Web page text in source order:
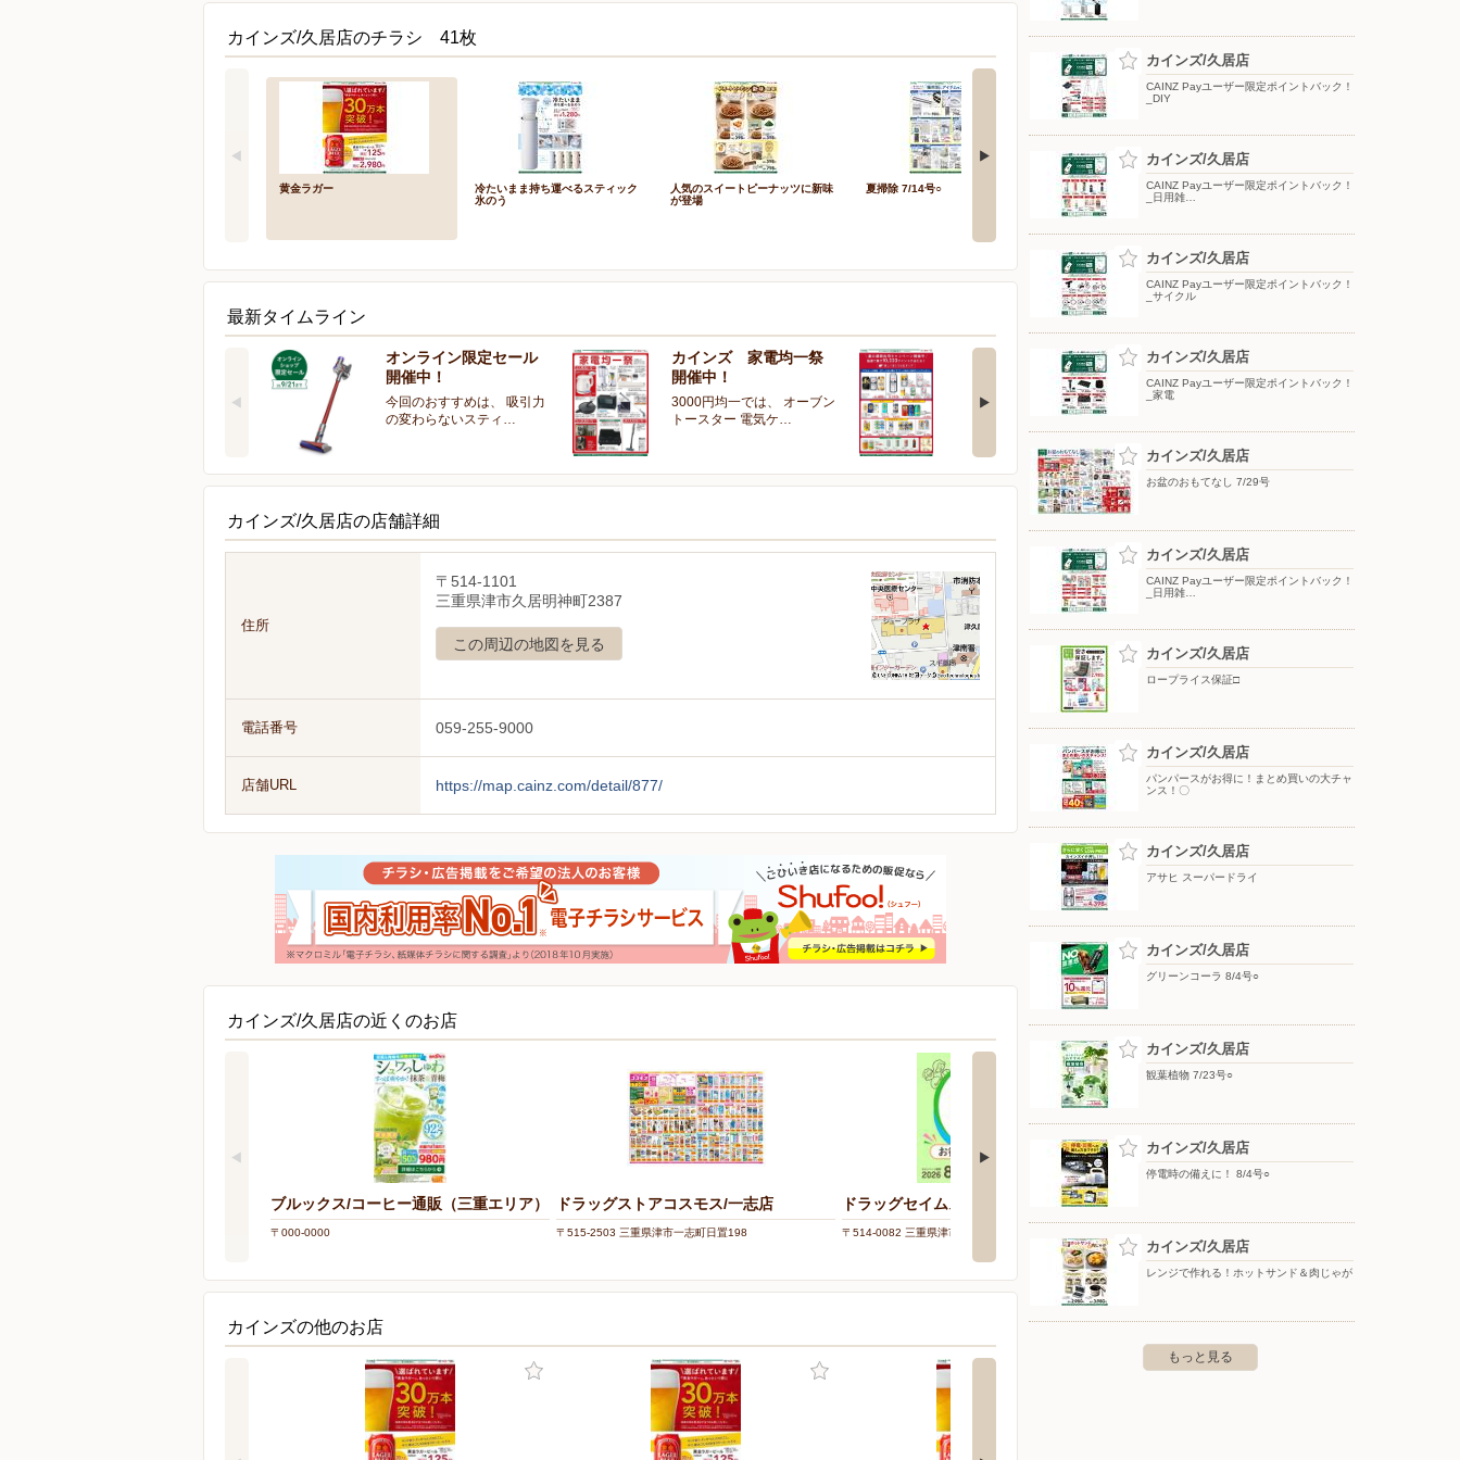
カインズ/久居店のチラシ 41枚
黄金ラガー
冷たいまま持ち運べるスティック
氷のう
人気のスイートピーナッツに新味
が登場
夏掃除 7/14号○ 夏のひんやり寝具 ポップアップテント
最新タイムライン
オンライン限定セール
開催中！
今回のおすすめは、 吸引力
の変わらないスティ…
カインズ 家電均一祭
開催中！
3000円均一では、 オーブン
トースター 電気ケ…
夏の酒類合同キャンペ
夏の酒類合同キャンペーン
開催中！ 抽選で最大…
カインズ/久居店の店舗詳細
住所
〒514-1101
三重県津市久居明神町2387
この周辺の地図を見る
電話番号 059-255-9000
店舗URL https://map.cainz.com/detail/877/
カインズ/久居店の近くのお店
ブルックス/コーヒー通販（三重エリア）
〒000-0000
ドラッグストアコスモス/一志店
〒515-2503 三重県津市一志町日置198
ドラッグセイムス 津片田店
〒514-0082 三重県津市片田井戸町6
カインズの他のお店
カインズ/久居店
CAINZ Payユーザー限定ポイントバック！
_DIY
カインズ/久居店
CAINZ Payユーザー限定ポイントバック！
_日用雑…
カインズ/久居店
CAINZ Payユーザー限定ポイントバック！
_サイクル
カインズ/久居店
CAINZ Payユーザー限定ポイントバック！
_家電
カインズ/久居店
お盆のおもてなし 7/29号
カインズ/久居店
CAINZ Payユーザー限定ポイントバック！
_日用雑…
カインズ/久居店
ロープライス保証□
カインズ/久居店
パンパースがお得に！まとめ買いの大チャ
ンス！〇
カインズ/久居店
アサヒ スーパードライ
カインズ/久居店
グリーンコーラ 8/4号○
カインズ/久居店
観葉植物 7/23号○
カインズ/久居店
停電時の備えに！ 8/4号○
カインズ/久居店
レンジで作れる！ホットサンド＆肉じゃが
もっと見る